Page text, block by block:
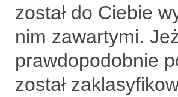
został do Ciebie
nim zawartymi.
prawdopodobnie
został